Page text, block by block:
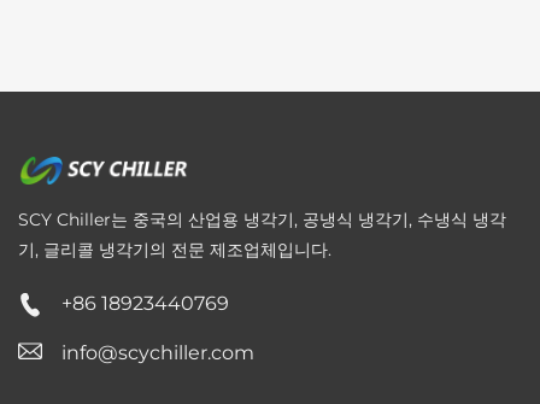
SCY Chiller는 중국의 산업용 냉각기, 공냉식 냉각기, 수냉식 냉각
기, 글리콜 냉각기의 전문 제조업체입니다.
+86 18923440769
info@scychiller.com